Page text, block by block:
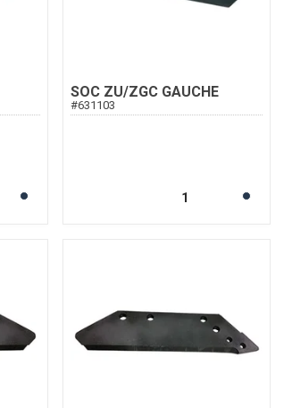
SOC ZU/ZGC GAUCHE
#631103